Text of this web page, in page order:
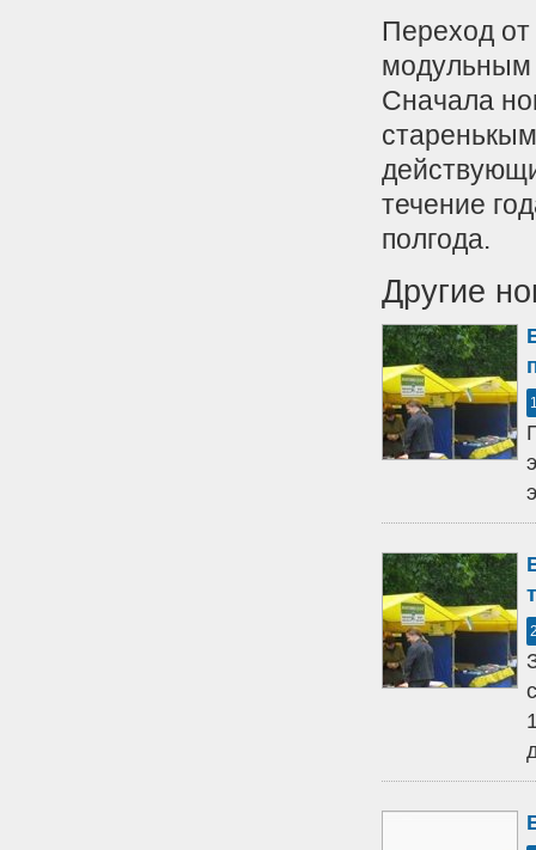
Переход
модульным
Сначала
течение
полгода.
Другие